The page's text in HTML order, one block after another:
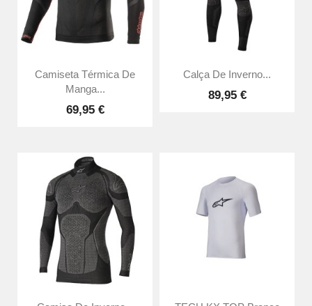
Camiseta Térmica De
Manga...
69,95 €
Calça De Inverno...
89,95 €